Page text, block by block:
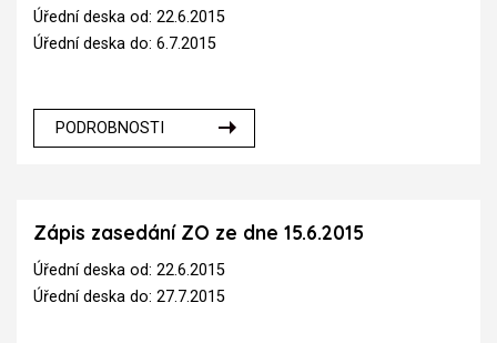
Úřední deska od: 22.6.2015
Úřední deska do: 6.7.2015
PODROBNOSTI
Zápis zasedání ZO ze dne 15.6.2015
Úřední deska od: 22.6.2015
Úřední deska do: 27.7.2015